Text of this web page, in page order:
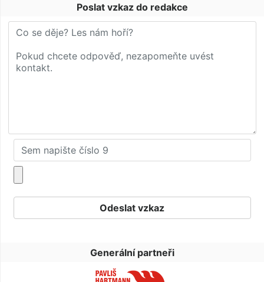
Poslat vzkaz do redakce
Generální partneři